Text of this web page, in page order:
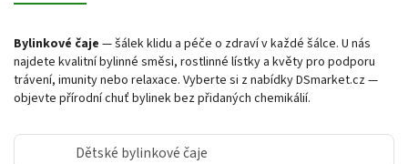
Bylinkové čaje — šálek klidu a péče o zdraví v každé šálce. U nás
najdete kvalitní bylinné směsi, rostlinné lístky a květy pro podporu
trávení, imunity nebo relaxace. Vyberte si z nabídky DSmarket.cz —
objevte přírodní chuť bylinek bez přidaných chemikálií.
Dětské bylinkové čaje